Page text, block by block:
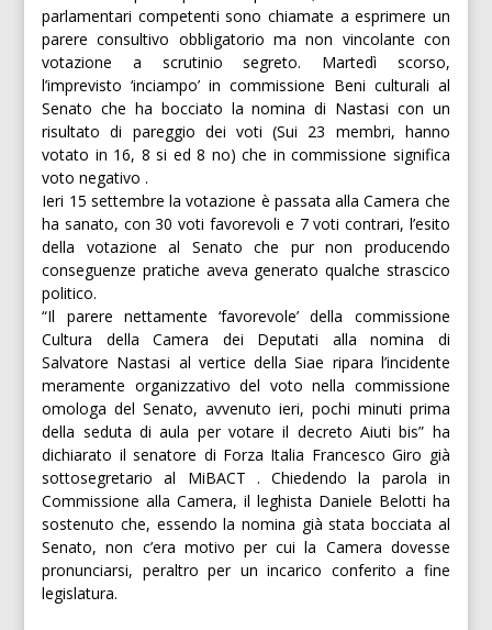
parlamentari competenti sono chiamate a esprimere un
parere consultivo obbligatorio ma non vincolante con
votazione a scrutinio segreto. Martedì scorso,
l’imprevisto ‘inciampo’ in commissione Beni culturali al
Senato che ha bocciato la nomina di Nastasi con un
risultato di pareggio dei voti (Sui 23 membri, hanno
votato in 16, 8 si ed 8 no) che in commissione significa
voto negativo .
Ieri 15 settembre la votazione è passata alla Camera che
ha sanato, con 30 voti favorevoli e 7 voti contrari, l’esito
della votazione al Senato che pur non producendo
conseguenze pratiche aveva generato qualche strascico
politico.
“Il parere nettamente ‘favorevole’ della commissione
Cultura della Camera dei Deputati alla nomina di
Salvatore Nastasi al vertice della Siae ripara l’incidente
meramente organizzativo del voto nella commissione
omologa del Senato, avvenuto ieri, pochi minuti prima
della seduta di aula per votare il decreto Aiuti bis” ha
dichiarato il senatore di Forza Italia Francesco Giro già
sottosegretario al MiBACT . Chiedendo la parola in
Commissione alla Camera, il leghista Daniele Belotti ha
sostenuto che, essendo la nomina già stata bocciata al
Senato, non c’era motivo per cui la Camera dovesse
pronunciarsi, peraltro per un incarico conferito a fine
legislatura.